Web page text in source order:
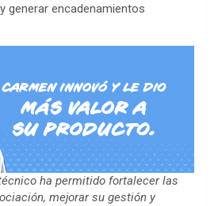
generar encadenamientos
ha permitido fortalecer las
mejorar su gestión y